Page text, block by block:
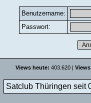
Benutzername:
Passwort:
Views heute: 403.620 |
Satclub Thüringen seit